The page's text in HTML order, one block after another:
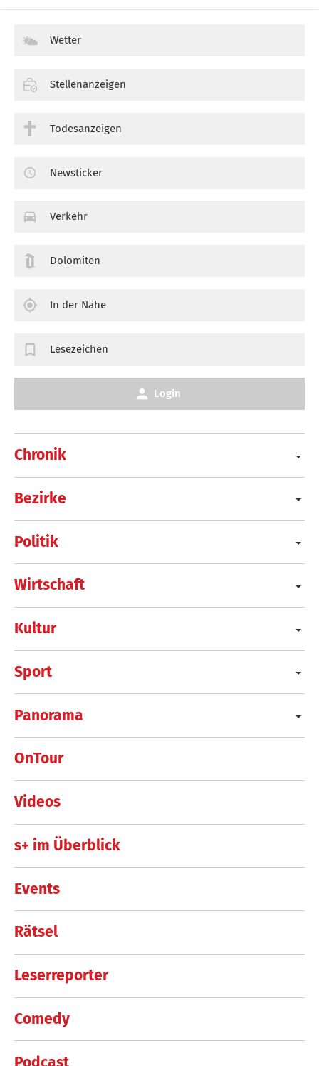
Chronik
Bezirke
Politik
Wirtschaft
Kultur
Sport
Panorama
OnTour
Videos
s+ im Überblick
Events
Rätsel
Leserreporter
Comedy
Podcast
Wetter
Stellenanzeigen
Todesanzeigen
Newsticker
Verkehr
Dolomiten
In der Nähe
Lesezeichen
Login